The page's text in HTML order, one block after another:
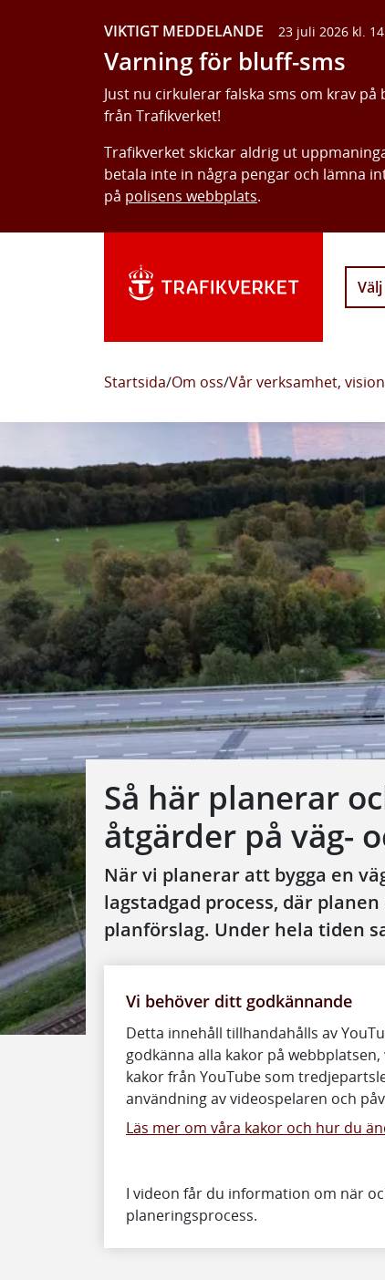
VIKTIGT MEDDELANDE 23 juli 2026 kl.
Varning för bluff-sms
Just nu cirkulerar falska sms om krav
från Trafikverket!
Trafikverket skickar aldrig ut
betala inte in några pengar och lämna
på polisens webbplats.
Startsida/Om oss/Vår verksamhet,
Så här planerar
åtgärder på väg-
När vi planerar att bygga en
lagstadgad process, där
planförslag. Under hela tiden
Vi behöver ditt godkännande
Detta innehåll tillhandahålls av
godkänna alla kakor på
kakor från YouTube som
användning av videospelaren och
Läs mer om våra kakor och hur du
I videon får du information om när
planeringsprocess.